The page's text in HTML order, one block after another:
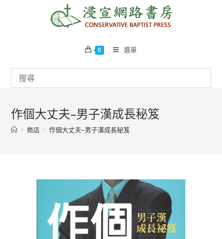
0 選單
作個大丈夫–男子漢成長秘笈
> 商店 > 作個大丈夫–男子漢成長秘笈